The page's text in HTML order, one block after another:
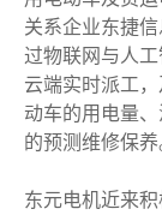
关系企业东捷
过物联网与人工
云端实时派工
动车的用电量
的预测维修保养
东元电机近来